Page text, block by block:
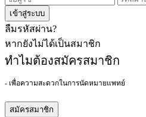
เข้าสู่ระบบ
ลืมรหัสผ่าน?
หากยังไม่ได้เป็นสมาชิก
ทำไมต้องสมัครสมาชิก
- เพื่อความสะดวกในการนัดหมายแพทย์
สมัครสมาชิก